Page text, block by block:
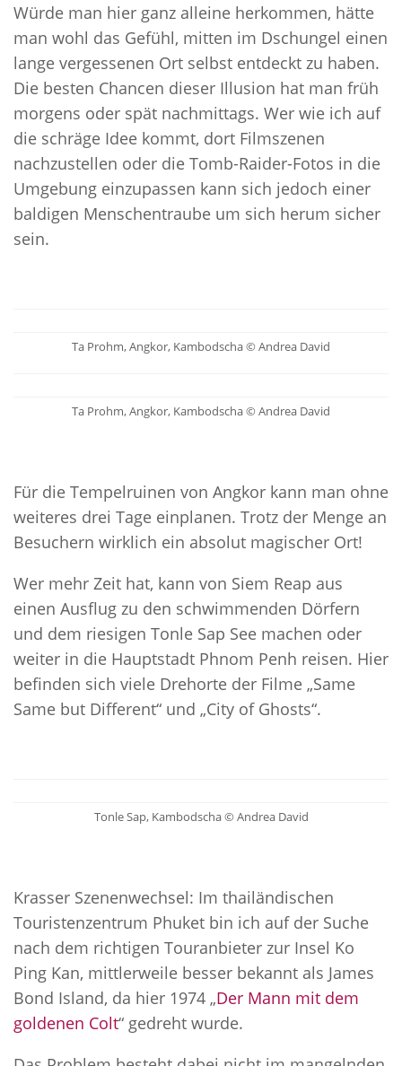
Würde man hier ganz alleine herkommen, hätte
man wohl das Gefühl, mitten im Dschungel einen
lange vergessenen Ort selbst entdeckt zu haben.
Die besten Chancen dieser Illusion hat man früh
morgens oder spät nachmittags. Wer wie ich auf
die schräge Idee kommt, dort Filmszenen
nachzustellen oder die Tomb-Raider-Fotos in die
Umgebung einzupassen kann sich jedoch einer
baldigen Menschentraube um sich herum sicher
sein.
Ta Prohm, Angkor, Kambodscha © Andrea David
Ta Prohm, Angkor, Kambodscha © Andrea David
Für die Tempelruinen von Angkor kann man ohne
weiteres drei Tage einplanen. Trotz der Menge an
Besuchern wirklich ein absolut magischer Ort!
Wer mehr Zeit hat, kann von Siem Reap aus
einen Ausflug zu den schwimmenden Dörfern
und dem riesigen Tonle Sap See machen oder
weiter in die Hauptstadt Phnom Penh reisen. Hier
befinden sich viele Drehorte der Filme „Same
Same but Different“ und „City of Ghosts“.
Tonle Sap, Kambodscha © Andrea David
Krasser Szenenwechsel: Im thailändischen
Touristenzentrum Phuket bin ich auf der Suche
nach dem richtigen Touranbieter zur Insel Ko
Ping Kan, mittlerweile besser bekannt als James
Bond Island, da hier 1974 „Der Mann mit dem
goldenen Colt“ gedreht wurde.